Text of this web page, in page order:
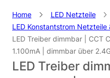
Home
LED Netzteile
LED Konstantstrom Netzteile
LED Treiber dimmbar | CCT
1.100mA | dimmbar über
LED Treiber